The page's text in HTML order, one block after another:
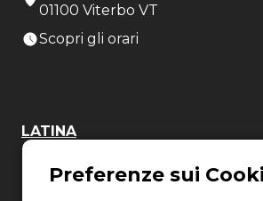
01100 Viterbo VT
Scopri gli orari
LATINA